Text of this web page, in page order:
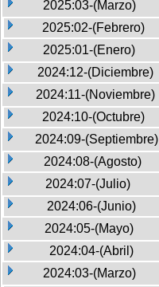
2025:03-(Marzo)
2025:02-(Febrero)
2025:01-(Enero)
2024:12-(Diciembre)
2024:11-(Noviembre)
2024:10-(Octubre)
2024:09-(Septiembre)
2024:08-(Agosto)
2024:07-(Julio)
2024:06-(Junio)
2024:05-(Mayo)
2024:04-(Abril)
2024:03-(Marzo)